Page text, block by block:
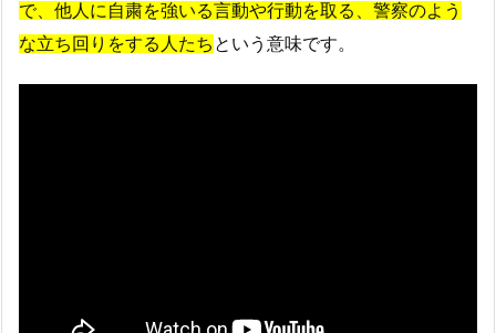
で、他人に自粛を強いる言動や行動を取る、警察のよう
な立ち回りをする人たち という意味です。